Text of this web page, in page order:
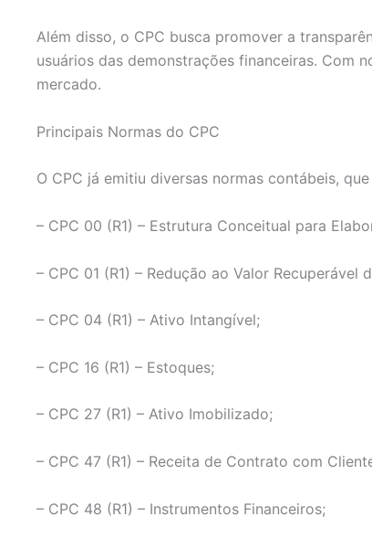
Além disso, o CPC busca promover a
usuários das demonstrações financeiras. Com
mercado.
Principais Normas do CPC
O CPC já emitiu diversas normas contábeis,
– CPC 00 (R1) – Estrutura Conceitual para
– CPC 01 (R1) – Redução ao Valor Recuperável
– CPC 04 (R1) – Ativo Intangível;
– CPC 16 (R1) – Estoques;
– CPC 27 (R1) – Ativo Imobilizado;
– CPC 47 (R1) – Receita de Contrato com
– CPC 48 (R1) – Instrumentos Financeiros;